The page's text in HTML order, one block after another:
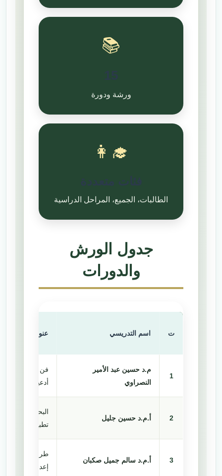
📚
15
ورشة ودورة
👩‍🎓
فئات متعددة
الطالبات، الجميع، المراحل الدراسية
جدول الورش
والدورات
ت اسم التدريسي عنوان الورشة أو
1
م.د حسين عبد الأمير
النصراوي
فن الخطابة
أدعية القرآن
2 أ.م.د حسين جليل
البحث العلمي
تطبيقات في
3 أ.م.د سالم جميل صكبان
طرائق التدريس
إعداد